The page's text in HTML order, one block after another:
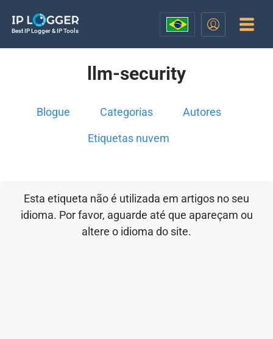
Best IP Logger & IP Tools
llm-security
Blogue Categorias Autores
Etiquetas nuvem